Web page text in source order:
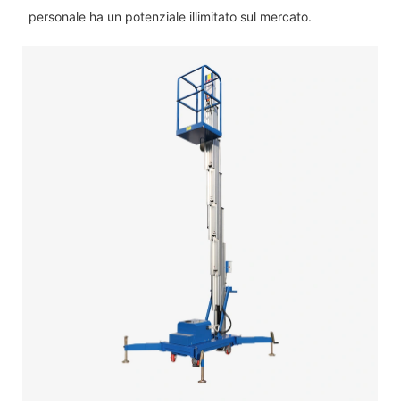
personale ha un potenziale illimitato sul mercato.